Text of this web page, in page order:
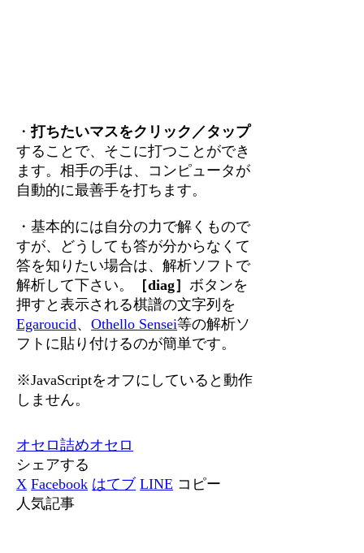
・打ちたいマスをクリック／タップ
することで、そこに打つことができ
ます。相手の手は、コンピュータが
自動的に最善手を打ちます。
・基本的には自分の力で解くもので
すが、どうしても答が分からなくて
答を知りたい場合は、解析ソフトで
解析して下さい。
［diag］ ボタンを
押すと表示される棋譜の文字列を
Egaroucid、Othello Sensei等の解析ソ
フトに貼り付けるのが簡単です。
※JavaScriptをオフにしていると動作
しません。
オセロ詰めオセロ
シェアする
X Facebook はてブ LINE コピー
人気記事